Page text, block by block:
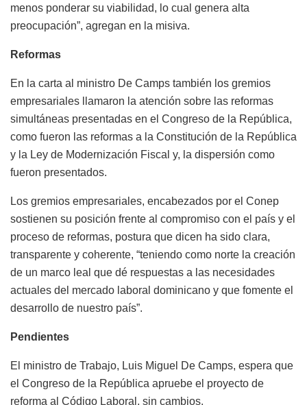
menos ponderar su viabilidad, lo cual genera alta
preocupación”, agregan en la misiva.
Reformas
En la carta al ministro De Camps también los gremios
empresariales llamaron la atención sobre las reformas
simultáneas presentadas en el Congreso de la República,
como fueron las reformas a la Constitución de la República
y la Ley de Modernización Fiscal y, la dispersión como
fueron presentados.
Los gremios empresariales, encabezados por el Conep
sostienen su posición frente al compromiso con el país y el
proceso de reformas, postura que dicen ha sido clara,
transparente y coherente, “teniendo como norte la creación
de un marco leal que dé respuestas a las necesidades
actuales del mercado laboral dominicano y que fomente el
desarrollo de nuestro país”.
Pendientes
El ministro de Trabajo, Luis Miguel De Camps, espera que
el Congreso de la República apruebe el proyecto de
reforma al Código Laboral, sin cambios.